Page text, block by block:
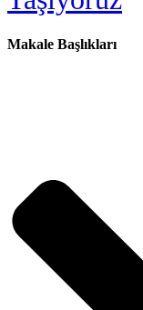
Makale Başlıkları